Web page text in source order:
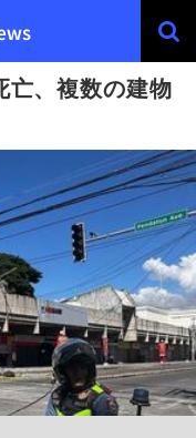
亡、複数の建物